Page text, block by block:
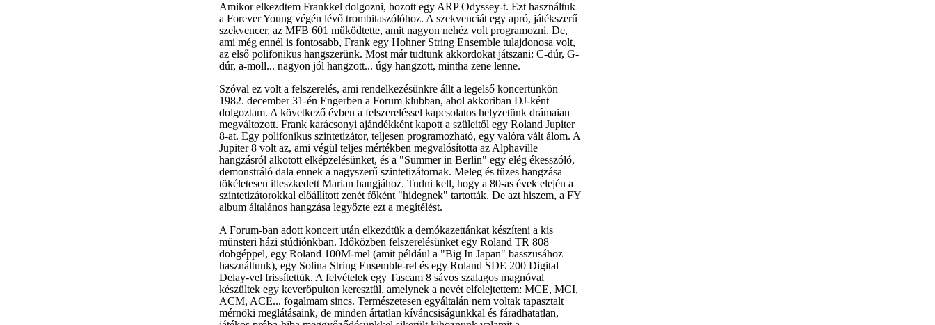
Amikor elkezdtem Frankkel dolgozni, hozott egy ARP Odyssey-t. Ezt használtuk
a Forever Young végén lévő trombitaszólóhoz. A szekvenciát egy apró, játékszerű
szekvencer, az MFB 601 működtette, amit nagyon nehéz volt programozni. De,
ami még ennél is fontosabb, Frank egy Hohner String Ensemble tulajdonosa volt,
az első polifonikus hangszerünk. Most már tudtunk akkordokat játszani: C-dúr, G-
dúr, a-moll... nagyon jól hangzott... úgy hangzott, mintha zene lenne.
Szóval ez volt a felszerelés, ami rendelkezésünkre állt a legelső koncertünkön
1982. december 31-én Engerben a Forum klubban, ahol akkoriban DJ-ként
dolgoztam. A következő évben a felszereléssel kapcsolatos helyzetünk drámaian
megváltozott. Frank karácsonyi ajándékként kapott a szüleitől egy Roland Jupiter
8-at. Egy polifonikus szintetizátor, teljesen programozható, egy valóra vált álom. A
Jupiter 8 volt az, ami végül teljes mértékben megvalósította az Alphaville
hangzásról alkotott elképzelésünket, és a "Summer in Berlin" egy elég ékesszóló,
demonstráló dala ennek a nagyszerű szintetizátornak. Meleg és tüzes hangzása
tökéletesen illeszkedett Marian hangjához. Tudni kell, hogy a 80-as évek elején a
szintetizátorokkal előállított zenét főként "hidegnek" tartották. De azt hiszem, a FY
album általános hangzása legyőzte ezt a megítélést.
A Forum-ban adott koncert után elkezdtük a demókazettánkat készíteni a kis
münsteri házi stúdiónkban. Időközben felszerelésünket egy Roland TR 808
dobgéppel, egy Roland 100M-mel (amit például a "Big In Japan" basszusához
használtunk), egy Solina String Ensemble-rel és egy Roland SDE 200 Digital
Delay-vel frissítettük. A felvételek egy Tascam 8 sávos szalagos magnóval
készültek egy keverőpulton keresztül, amelynek a nevét elfelejtettem: MCE, MCI,
ACM, ACE... fogalmam sincs. Természetesen egyáltalán nem voltak tapasztalt
mérnöki meglátásaink, de minden ártatlan kíváncsiságunkkal és fáradhatatlan,